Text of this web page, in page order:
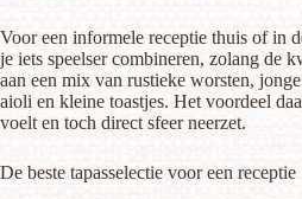
Voor een informele receptie thuis of in
je iets speelser combineren, zolang de
aan een mix van rustieke worsten,
aioli en kleine toastjes. Het voordeel
voelt en toch direct sfeer neerzet.
De beste tapasselectie voor een receptie